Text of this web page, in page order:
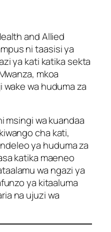
and Allied
ni taasisi ya
ya kati katika sekta
mkoa
wa huduma za
msingi wa kuandaa
cha kati,
ya huduma za
katika maeneo
wa ngazi ya
ya kitaaluma
na ujuzi wa